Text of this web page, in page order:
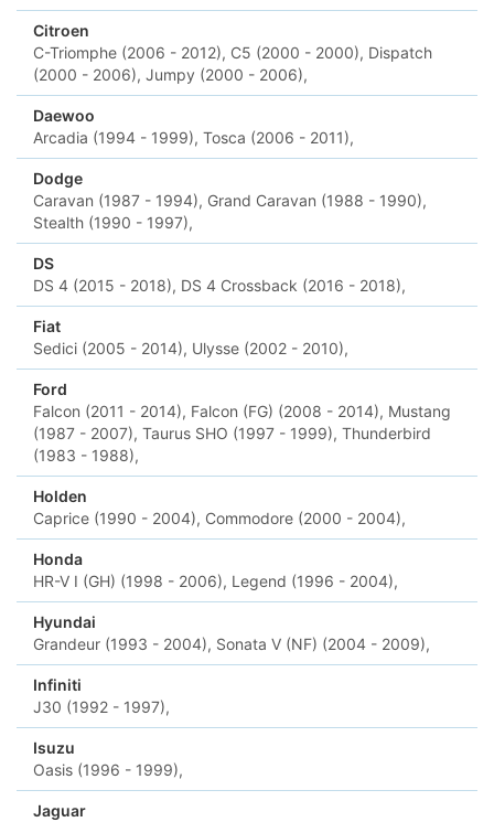
Citroen
C-Triomphe (2006 - 2012), C5 (2000 - 2000), Dispatch
(2000 - 2006), Jumpy (2000 - 2006),
Daewoo
Arcadia (1994 - 1999), Tosca (2006 - 2011),
Dodge
Caravan (1987 - 1994), Grand Caravan (1988 - 1990),
Stealth (1990 - 1997),
DS
DS 4 (2015 - 2018), DS 4 Crossback (2016 - 2018),
Fiat
Sedici (2005 - 2014), Ulysse (2002 - 2010),
Ford
Falcon (2011 - 2014), Falcon (FG) (2008 - 2014), Mustang
(1987 - 2007), Taurus SHO (1997 - 1999), Thunderbird
(1983 - 1988),
Holden
Caprice (1990 - 2004), Commodore (2000 - 2004),
Honda
HR-V I (GH) (1998 - 2006), Legend (1996 - 2004),
Hyundai
Grandeur (1993 - 2004), Sonata V (NF) (2004 - 2009),
Infiniti
J30 (1992 - 1997),
Isuzu
Oasis (1996 - 1999),
Jaguar